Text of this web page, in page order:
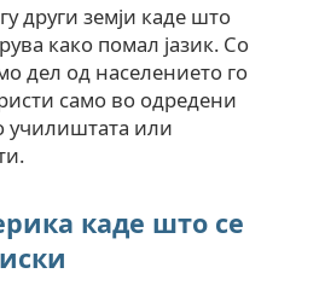
други земји каде што
како помал јазик. Со
дел од населението го
само во одредени
училиштата или
каде што се